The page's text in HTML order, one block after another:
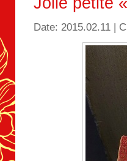
Date: 2015.02.11 |